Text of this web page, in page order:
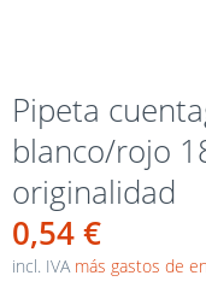
Pipeta
blanco/rojo
originalidad
0,54 €
incl. IVA más gastos de